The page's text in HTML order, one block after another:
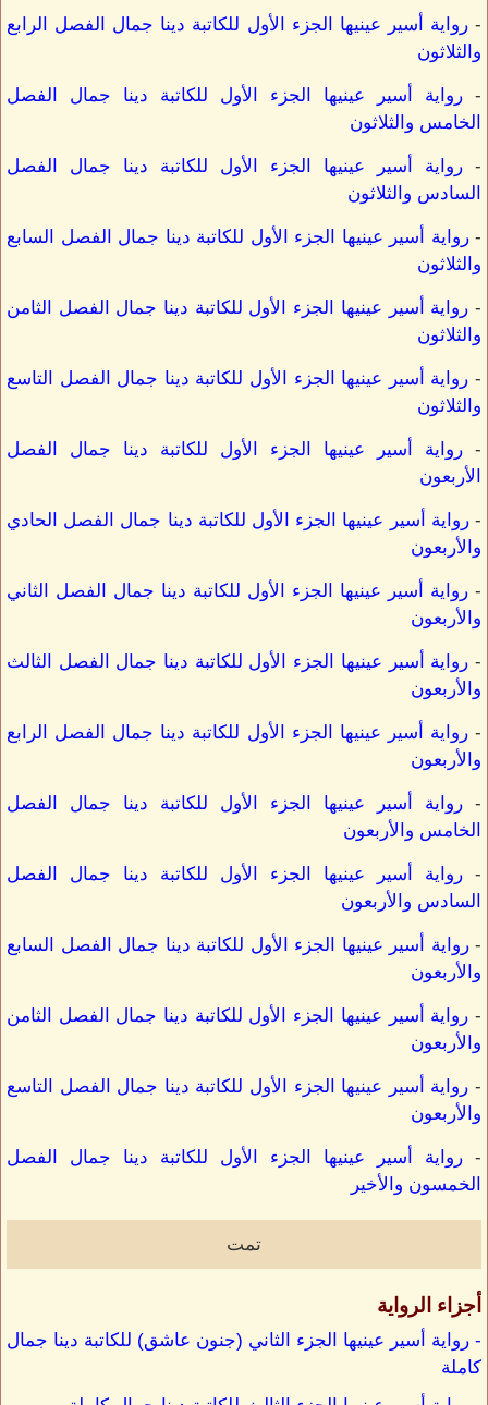
-رواية أسير عينيها الجزء الأول للكاتبة دينا جمال الفصل الرابع
والثلاثون
- رواية أسير عينيها الجزء الأول للكاتبة دينا جمال الفصل
الخامس والثلاثون
- رواية أسير عينيها الجزء الأول للكاتبة دينا جمال الفصل
السادس والثلاثون
-رواية أسير عينيها الجزء الأول للكاتبة دينا جمال الفصل السابع
والثلاثون
- رواية أسير عينيها الجزء الأول للكاتبة دينا جمال الفصل الثامن
والثلاثون
- رواية أسير عينيها الجزء الأول للكاتبة دينا جمال الفصل التاسع
والثلاثون
- رواية أسير عينيها الجزء الأول للكاتبة دينا جمال الفصل
الأربعون
-رواية أسير عينيها الجزء الأول للكاتبة دينا جمال الفصل الحادي
والأربعون
- رواية أسير عينيها الجزء الأول للكاتبة دينا جمال الفصل الثاني
والأربعون
- رواية أسير عينيها الجزء الأول للكاتبة دينا جمال الفصل الثالث
والأربعون
-رواية أسير عينيها الجزء الأول للكاتبة دينا جمال الفصل الرابع
والأربعون
- رواية أسير عينيها الجزء الأول للكاتبة دينا جمال الفصل
الخامس والأربعون
- رواية أسير عينيها الجزء الأول للكاتبة دينا جمال الفصل
السادس والأربعون
-رواية أسير عينيها الجزء الأول للكاتبة دينا جمال الفصل السابع
والأربعون
- رواية أسير عينيها الجزء الأول للكاتبة دينا جمال الفصل الثامن
والأربعون
- رواية أسير عينيها الجزء الأول للكاتبة دينا جمال الفصل التاسع
والأربعون
- رواية أسير عينيها الجزء الأول للكاتبة دينا جمال الفصل
الخمسون والأخير
تمت
أجزاء الرواية
- رواية أسير عينيها الجزء الثاني (جنون عاشق) للكاتبة دينا جمال
كاملة